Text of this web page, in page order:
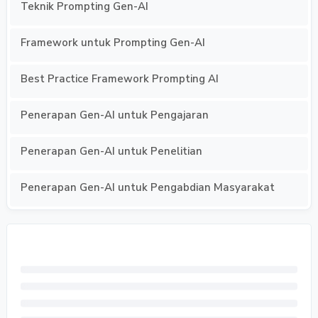
Teknik Prompting Gen-AI
Framework untuk Prompting Gen-AI
Best Practice Framework Prompting AI
Penerapan Gen-AI untuk Pengajaran
Penerapan Gen-AI untuk Penelitian
Penerapan Gen-AI untuk Pengabdian Masyarakat